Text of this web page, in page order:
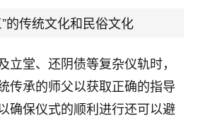
的传统文化和民俗文化
立堂、还阴债等复杂仪轨时，
传承的师父以获取正确的指导
确保仪式的顺利进行还可以避
两年，生意屡屡受挫，店开一家关
好，生意好的就出事。前些年攒的
是倒霉！我也想找人看看到底怎么